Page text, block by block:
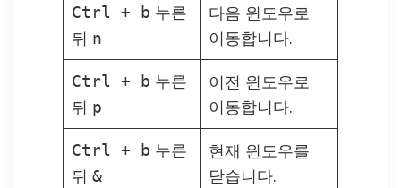
Ctrl + b 누른
뒤 n
다음 윈도우로
이동합니다.
Ctrl + b 누른
뒤 p
이전 윈도우로
이동합니다.
Ctrl + b 누른
뒤 &
현재 윈도우를
닫습니다.